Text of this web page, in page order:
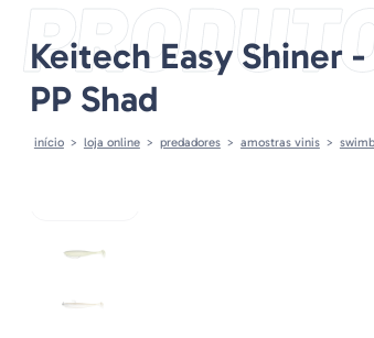
Keitech Easy Shiner
PP Shad
início loja online predadores amostras vinis